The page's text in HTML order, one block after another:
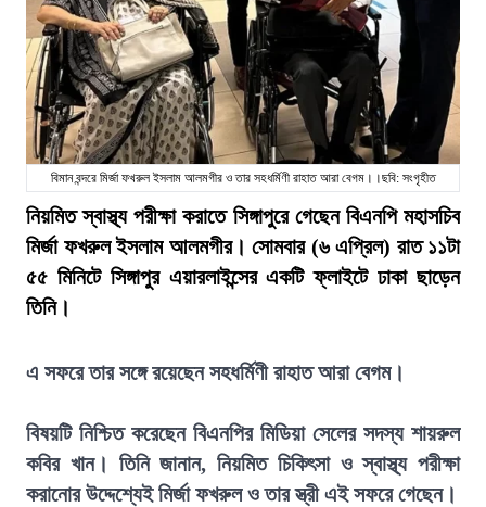
বিমান বন্দরে মির্জা ফখরুল ইসলাম আলমগীর ও তার সহধর্মিণী রাহাত আরা বেগম।।ছবি: সংগৃহীত
নিয়মিত স্বাস্থ্য পরীক্ষা করাতে সিঙ্গাপুরে গেছেন বিএনপি মহাসচিব
মির্জা ফখরুল ইসলাম আলমগীর। সোমবার (৬ এপ্রিল) রাত ১১টা
৫৫ মিনিটে সিঙ্গাপুর এয়ারলাইন্সের একটি ফ্লাইটে ঢাকা ছাড়েন
তিনি।
এ সফরে তার সঙ্গে রয়েছেন সহধর্মিণী রাহাত আরা বেগম।
বিষয়টি নিশ্চিত করেছেন বিএনপির মিডিয়া সেলের সদস্য শায়রুল
কবির খান। তিনি জানান, নিয়মিত চিকিৎসা ও স্বাস্থ্য পরীক্ষা
করানোর উদ্দেশ্যেই মির্জা ফখরুল ও তার স্ত্রী এই সফরে গেছেন।